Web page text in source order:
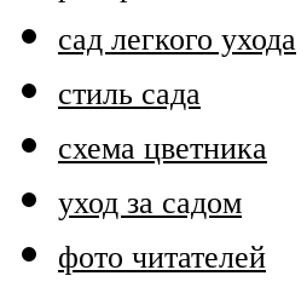
сад легкого ухода
стиль сада
схема цветника
уход за садом
фото читателей